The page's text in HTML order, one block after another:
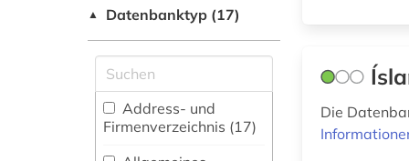
Vermessungswesen
(86)
Biologie,
Biotechnologie (51)
1535-1920 (1)
16. jahrhundert (1)
1600-1800 (1)
1680-1648 (1)
▲ Datenbanktyp (17)
Address- und
Firmenverzeichnis (17)
Die